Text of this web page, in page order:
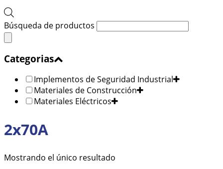
Búsqueda de productos
Categorias
Implementos de Seguridad Industrial
Materiales de Construcción
Materiales Eléctricos
2x70A
Mostrando el único resultado